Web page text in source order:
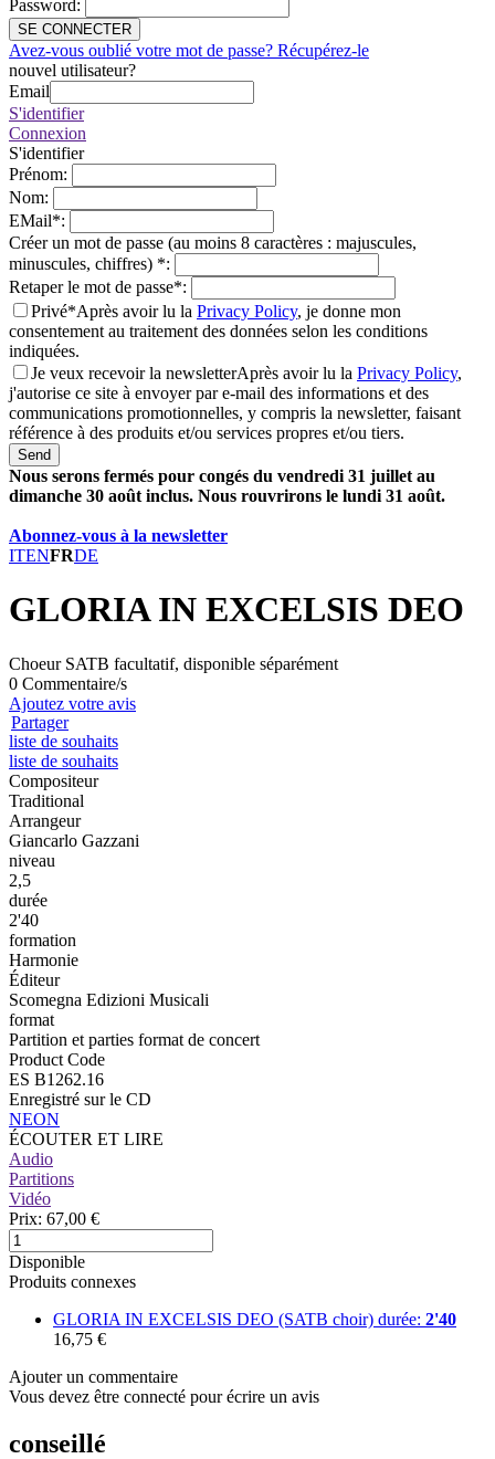
Password:
SE CONNECTER
Avez-vous oublié votre mot de passe? Récupérez-le
nouvel utilisateur?
Email
S'identifier
Connexion
S'identifier
Prénom:
Nom:
EMail*:
Créer un mot de passe (au moins 8 caractères : majuscules,
minuscules, chiffres) *:
Retaper le mot de passe*:
Privé*Après avoir lu la Privacy Policy, je donne mon
consentement au traitement des données selon les conditions
indiquées.
Je veux recevoir la newsletterAprès avoir lu la Privacy Policy,
j'autorise ce site à envoyer par e-mail des informations et des
communications promotionnelles, y compris la newsletter, faisant
référence à des produits et/ou services propres et/ou tiers.
Send
Nous serons fermés pour congés du vendredi 31 juillet au
dimanche 30 août inclus. Nous rouvrirons le lundi 31 août.
Abonnez-vous à la newsletter
ITENFRDE
GLORIA IN EXCELSIS DEO
Choeur SATB facultatif, disponible séparément
0 Commentaire/s
Ajoutez votre avis
Partager
liste de souhaits
liste de souhaits
Compositeur
Traditional
Arrangeur
Giancarlo Gazzani
niveau
2,5
durée
2'40
formation
Harmonie
Éditeur
Scomegna Edizioni Musicali
format
Partition et parties format de concert
Product Code
ES B1262.16
Enregistré sur le CD
NEON
ÉCOUTER ET LIRE
Audio
Partitions
Vidéo
Prix: 67,00 €
Disponible
Produits connexes
GLORIA IN EXCELSIS DEO (SATB choir) durée: 2'40
16,75 €
Ajouter un commentaire
Vous devez être connecté pour écrire un avis
conseillé